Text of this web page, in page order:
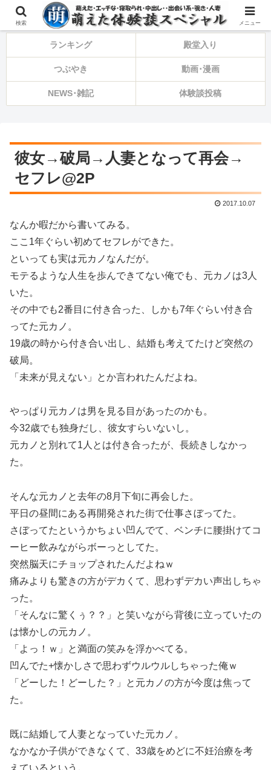
⚠️備忘録・告知・ひとり言⚠️
ランキング 殿堂入り
つぶやき 動画･漫画
NEWS･雑記 体験談投稿
彼女→破局→人妻となって再会→
セフレ@2P
2017.10.07
なんか暇だから書いてみる。
ここ1年ぐらい初めてセフレができた。
といっても実は元カノなんだが。
モテるような人生を歩んできてない俺でも、元カノは3人
いた。
その中でも2番目に付き合った、しかも7年ぐらい付き合
ってた元カノ。
19歳の時から付き合い出し、結婚も考えてたけど突然の
破局。
「未来が見えない」とか言われたんだよね。
やっぱり元カノは男を見る目があったのかも。
今32歳でも独身だし、彼女すらいないし。
元カノと別れて1人とは付き合ったが、長続きしなかっ
た。
そんな元カノと去年の8月下旬に再会した。
平日の昼間にある再開発された街で仕事さぼってた。
さぼってたというかちょい凹んでて、ベンチに腰掛けてコ
ーヒー飲みながらボーっとしてた。
突然脳天にチョップされたんだよねｗ
痛みよりも驚きの方がデカくて、思わずデカい声出しちゃ
った。
「そんなに驚くぅ？？」と笑いながら背後に立っていたの
は懐かしの元カノ。
「よっ！ｗ」と満面の笑みを浮かべてる。
凹んでた+懐かしさで思わずウルウルしちゃった俺ｗ
「どーした！どーした？」と元カノの方が今度は焦って
た。
既に結婚して人妻となっていた元カノ。
なかなか子供ができなくて、33歳をめどに不妊治療を考
えているという。
検索 メニュー